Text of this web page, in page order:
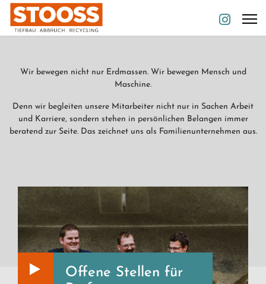
Wir bewegen nicht nur Erdmassen. Wir bewegen Mensch und
Maschine.
Denn wir begleiten unsere Mitarbeiter nicht nur in Sachen Arbeit
und Karriere, sondern stehen in persönlichen Belangen immer
beratend zur Seite. Das zeichnet uns als Familienunternehmen aus.
Offene Stellen für